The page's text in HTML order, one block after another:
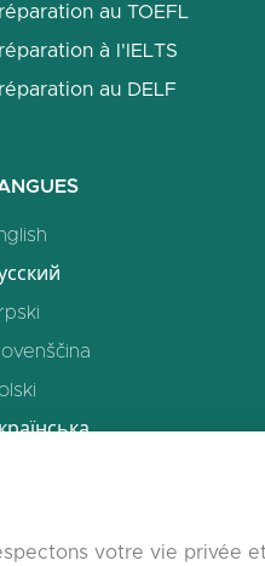
au TOEFL
à l'IELTS
au DELF
votre vie privée